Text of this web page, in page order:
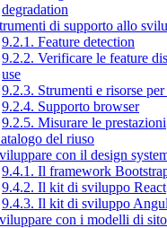
degradation
di supporto allo
9.2.1. Feature detection
9.2.2. Verificare le feature
use
9.2.3. Strumenti e risorse
9.2.4. Supporto browser
9.2.5. Misurare le prestazioni
del riuso
con il design
9.4.1. Il framework
9.4.2. Il kit di sviluppo React
9.4.3. Il kit di sviluppo
con i modelli di